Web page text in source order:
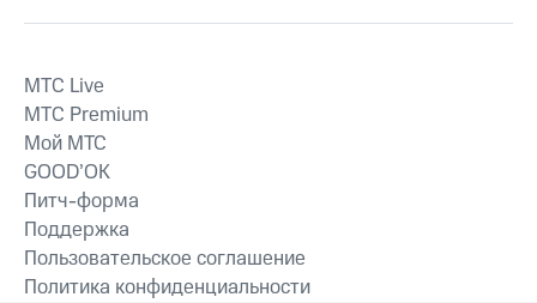
MTС Live
MTС Premium
Мой МТС
GOOD’OK
Питч-форма
Поддержка
Пользовательское соглашение
Политика конфиденциальности